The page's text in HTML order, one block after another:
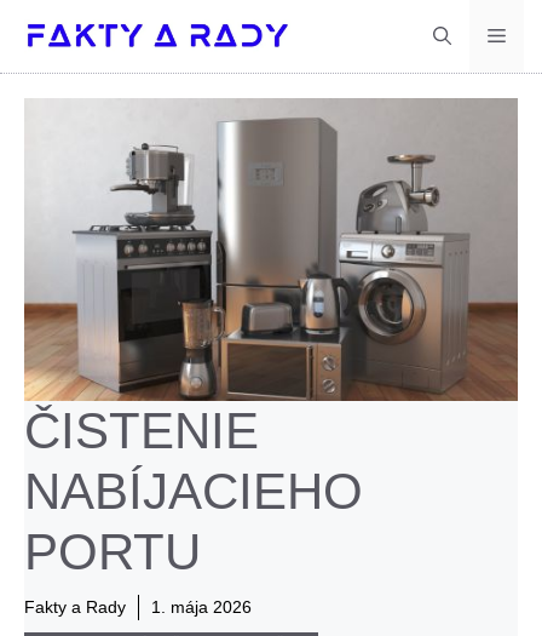
obsah
ČISTENIE
NABÍJACIEHO
PORTU
Fakty a Rady 1. mája 2026